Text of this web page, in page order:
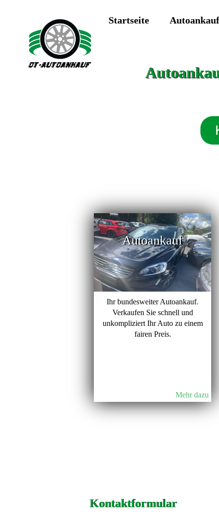
Startseite Autoankauf
Autoankauf
Ihr bundesweiter Autoankauf.
Verkaufen Sie schnell und
unkompliziert Ihr Auto zu einem
fairen Preis.
Mehr dazu
Kontaktformular